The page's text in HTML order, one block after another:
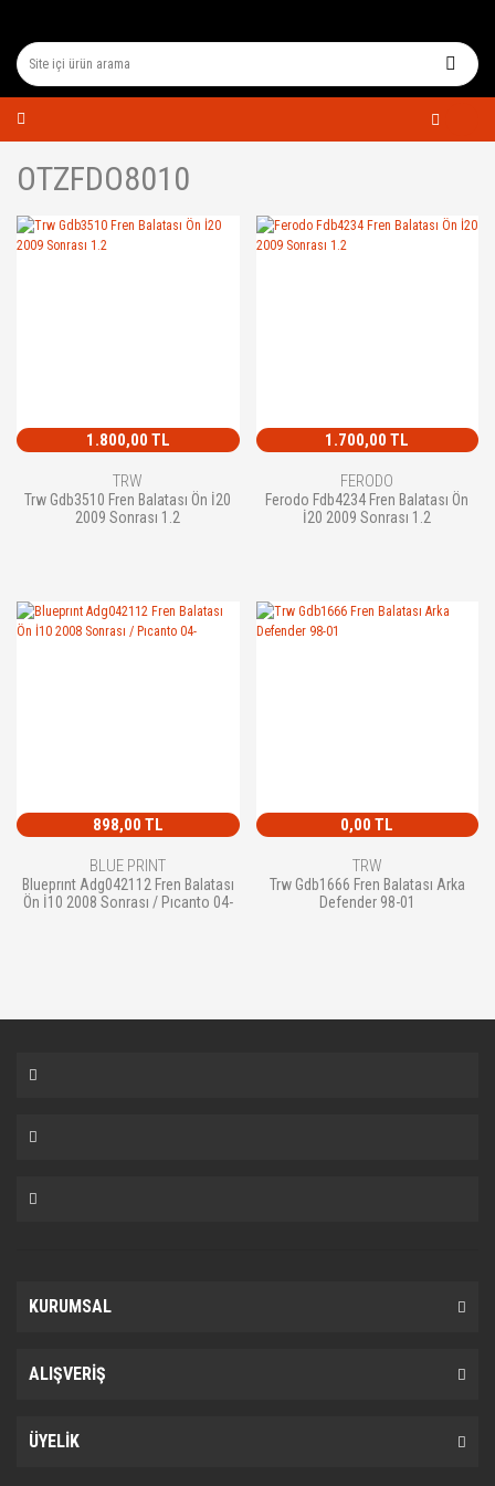
OTZFDO8010
1.800,00 TL
TRW
Trw Gdb3510 Fren Balatası Ön İ20
2009 Sonrası 1.2
1.700,00 TL
FERODO
Ferodo Fdb4234 Fren Balatası Ön
İ20 2009 Sonrası 1.2
898,00 TL
BLUE PRINT
Blueprınt Adg042112 Fren Balatası
Ön İ10 2008 Sonrası / Pıcanto 04-
0,00 TL
TRW
Trw Gdb1666 Fren Balatası Arka
Defender 98-01
KURUMSAL
ALIŞVERİŞ
ÜYELİK